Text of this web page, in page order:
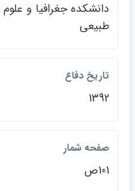
دانشكده جغرافيا و
طبيعي
تاريخ دفاع
1392
صفحه شمار
101ص